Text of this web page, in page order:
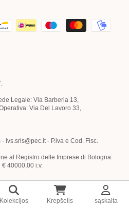
Kolekcijos Krepšelis sąskaita
Legale: Via Barberia 13,
Via Del Lavoro 33,
lvs.srls@pec.it - P.iva e Cod. Fisc.
al Registro delle Imprese di Bologna:
40000,00 i.v.